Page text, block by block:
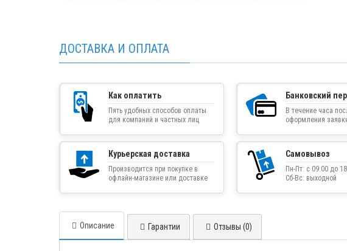
ДОСТАВКА И ОПЛАТА
Как оплатить
Пять удобных способов оплаты
для компаний и частных лиц
Банковский
В течение часа
оформления
электронную почту
Курьерская доставка
Производится при покупке в
офлайн-магазине или доставке
Самовывоз
Пн-Пт: с 09:00 до
Сб-Вс: выходной
Описание Гарантии Отзывы (0)